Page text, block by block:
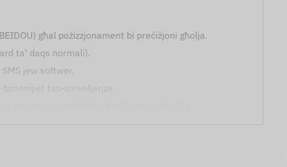
għal pożizzjonament bi preċiżjoni għolja.
ta' daqs normali).
jew softwer.
tas-sorveljanza.
interna b'sensittività għolja għas-satellita.
ta' "sleep" biex tiġi ffrankata l-enerġija.